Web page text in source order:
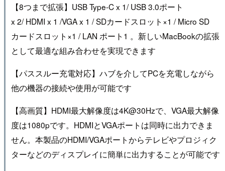
【8つまで拡張】USB Type-C x 1/ USB 3.0ポート
x 2/ HDMI x 1 /VGA x 1 / SDカードスロット×1 / Micro SD
カードスロット×1 / LAN ポート1 。新しいMacBookの拡張
として最適な組み合わせを実現できます
【パススルー充電対応】ハブを介してPCを充電しながら
他の機器の接続や使用が可能です
【高画質】HDMI最大解像度は4K@30Hzで、VGA最大解像
度は1080pです。HDMIとVGAポートは同時に出力できま
せん。本製品のHDMI/VGAポートからテレビやプロジィク
ターなどのディスプレイに簡単に出力することが可能です